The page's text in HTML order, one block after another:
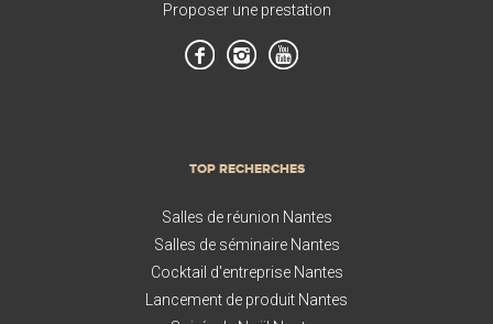
Proposer une prestation
TOP RECHERCHES
Salles de réunion Nantes
Salles de séminaire Nantes
Cocktail d'entreprise Nantes
Lancement de produit Nantes